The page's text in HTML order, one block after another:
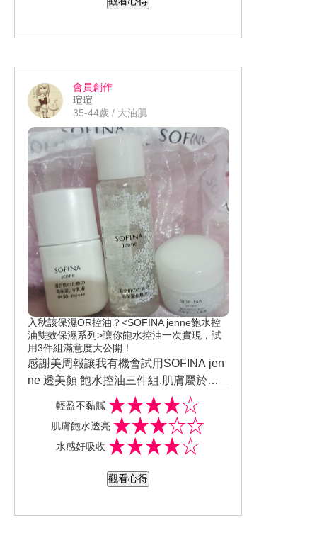
會員創作
瑄瑄
35-44歲 / 大油肌
入秋該保濕OR控油？<SOFINA jenne飽水控
油雙效保濕系列>讓你飽水控油一次實現，試
用3件組滿意度大公開！
感謝美周報讓我有機會試用SOFINA jen
ne 透美顏 飽水控油三件組.肌膚屬於混
合性偏油的我使用上輕盈不黏膩，擦完
臉後肌膚感受水感潤澤跟保濕度都維持
得很好!!SOFINA這款的防曬乳液擦起來
也不會悶悶的。不會有負擔也讓妝容更
輕盈不黏膩
肌膚飽水透亮
水感好吸收
觀看心得